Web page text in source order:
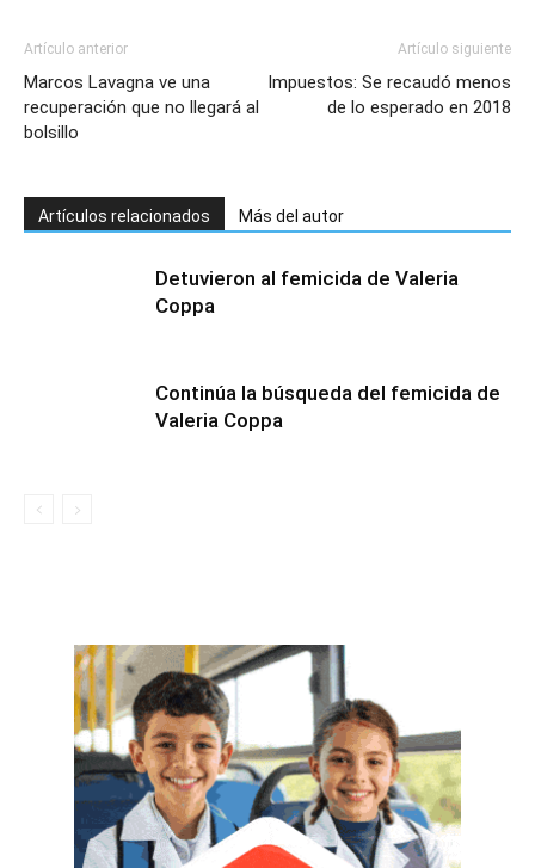
Artículo anterior
Marcos Lavagna ve una
recuperación que no llegará al
bolsillo
Artículo siguiente
Impuestos: Se recaudó menos
de lo esperado en 2018
Artículos relacionados Más del autor
Detuvieron al femicida de Valeria
Coppa
Continúa la búsqueda del femicida de
Valeria Coppa